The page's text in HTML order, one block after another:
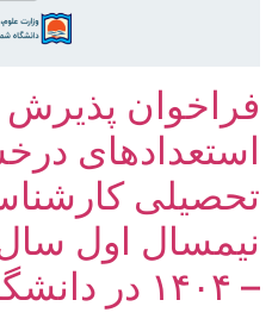
فراخوان
استعدادهای
تحصیلی
– ۱۴۰۴ در دانشگاه شمال